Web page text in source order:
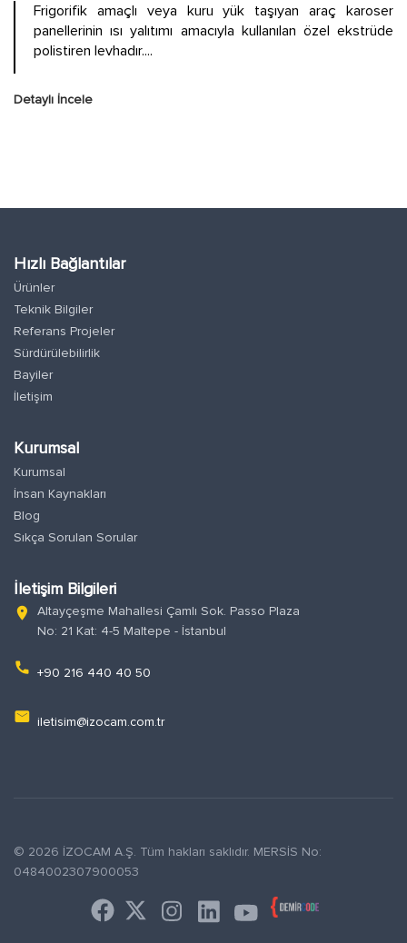
Frigorifik amaçlı veya kuru yük taşıyan araç karoser
panellerinin ısı yalıtımı amacıyla kullanılan özel ekstrüde
polistiren levhadır....
Detaylı İncele
Hızlı Bağlantılar
Ürünler
Teknik Bilgiler
Referans Projeler
Sürdürülebilirlik
Bayiler
İletişim
Kurumsal
Kurumsal
İnsan Kaynakları
Blog
Sıkça Sorulan Sorular
İletişim Bilgileri
location_on
Altayçeşme Mahallesi Çamlı Sok. Passo Plaza
No: 21 Kat: 4-5 Maltepe - İstanbul
phone +90 216 440 40 50
email iletisim@izocam.com.tr
© 2026 İZOCAM A.Ş. Tüm hakları saklıdır. MERSİS No:
0484002307900053